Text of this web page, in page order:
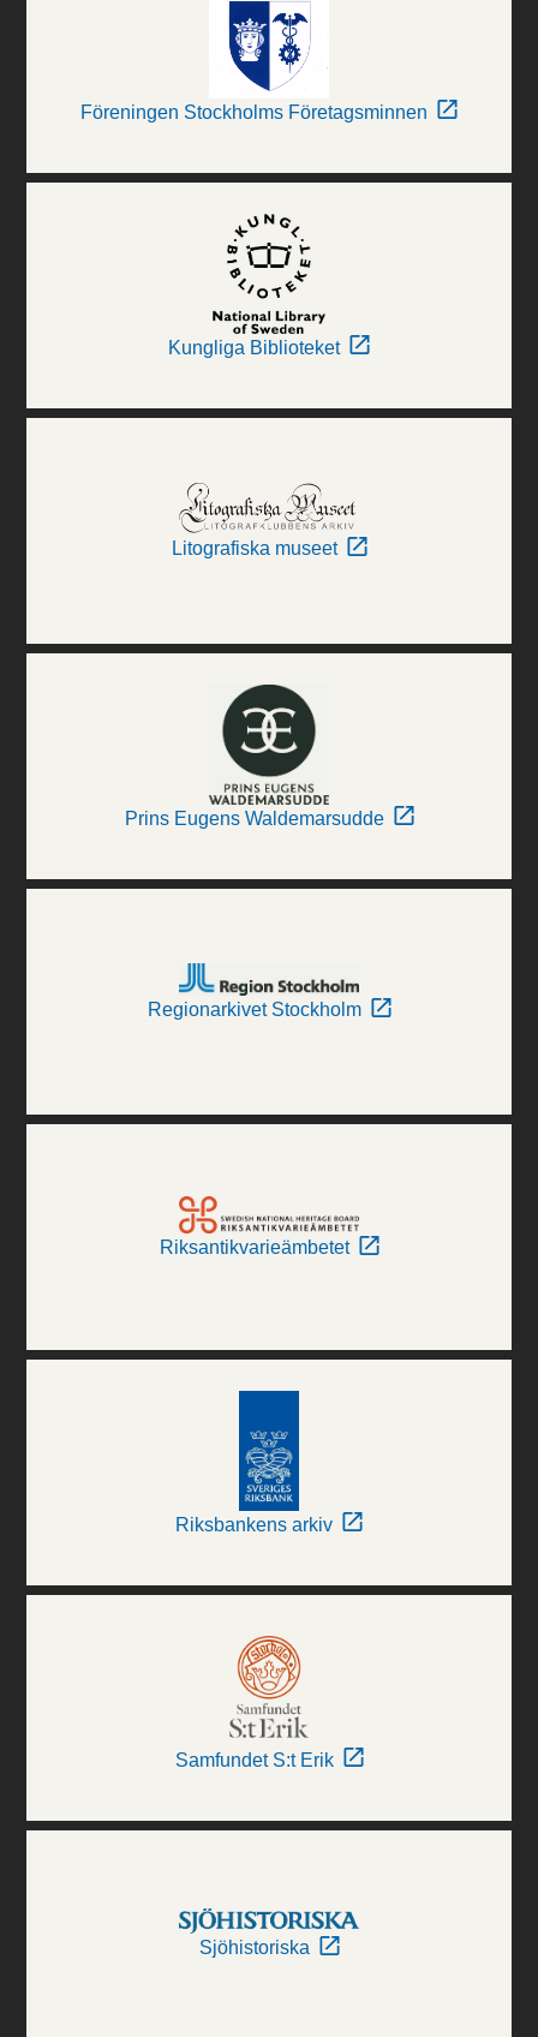
Föreningen Stockholms Företagsminnen
Kungliga Biblioteket
Litografiska museet
Prins Eugens Waldemarsudde
Regionarkivet Stockholm
Riksantikvarieämbetet
Riksbankens arkiv
Samfundet S:t Erik
Sjöhistoriska